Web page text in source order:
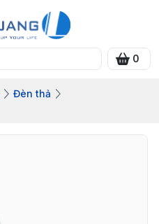
0
Đèn thả